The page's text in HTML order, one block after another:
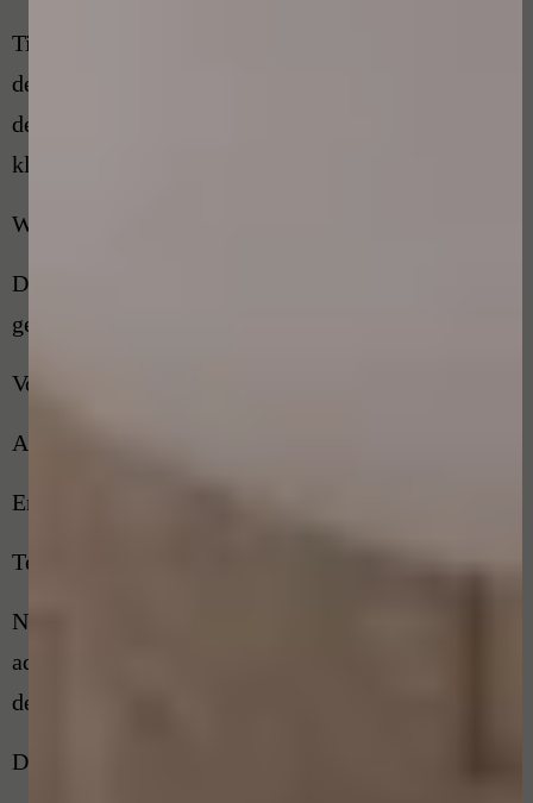
Tijdens de procedure kunt u, als klager, ten alle tijde
de klacht intrekken. De klachtenfunctionaris zal dan
de werkzaamheden omtrent uw klacht staken. De
klacht moet u schriftelijk intrekken.
Wettelijke bewaartermijnen
De klachtenfunctionaris zal intern de volgende
gegevens documenteren:
Voor- en achternaam van klager
Adresgegevens van klager
Emailadres van klager
Telefoonnummer van klager
Naam van de schoonheidsspecialist met
adresgegevens. Datum behandeling, behandeling en
de klacht.
Datum in behandeling van de klacht